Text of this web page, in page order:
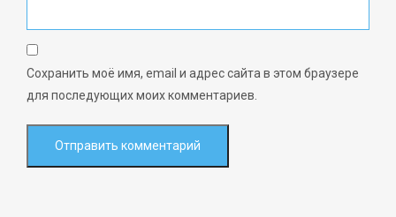
Сохранить моё имя, email и адрес сайта в этом браузере
для последующих моих комментариев.